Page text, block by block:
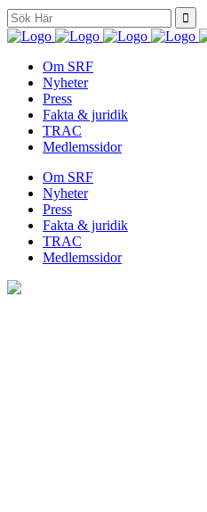
Search
for:
Om SRF
Nyheter
Press
Fakta & juridik
TRAC
Medlemssidor
Om SRF
Nyheter
Press
Fakta & juridik
TRAC
Medlemssidor